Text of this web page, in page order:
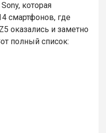
которая
смартфонов, где
оказались и заметно
полный список: